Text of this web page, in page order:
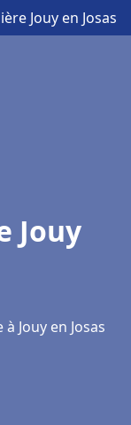
Jouy en Josas
Jouy
Jouy en Josas